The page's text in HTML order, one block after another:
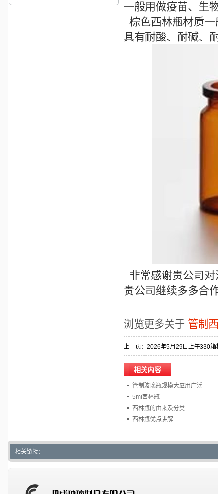
一般用做疫苗、生
棕色西林瓶材质一
具有耐酸、耐碱、
非常感谢贵公司
贵公司继续多多合
浏览更多关于 管制
上一页： 2026年5月29日上午330箱
相关内容
管制玻璃瓶规模大应用广泛
5ml西林瓶
西林瓶的由来及分类
西林瓶优点讲解
相关链接：